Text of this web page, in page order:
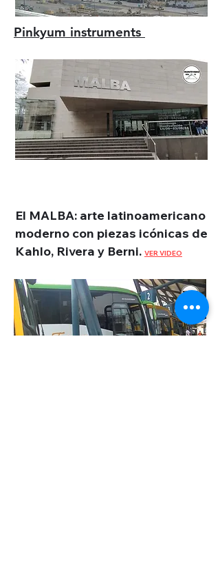
Pinkyum instruments
El MALBA: arte latinoamericano
moderno con piezas icónicas de
Kahlo, Rivera y Berni. VER VIDEO